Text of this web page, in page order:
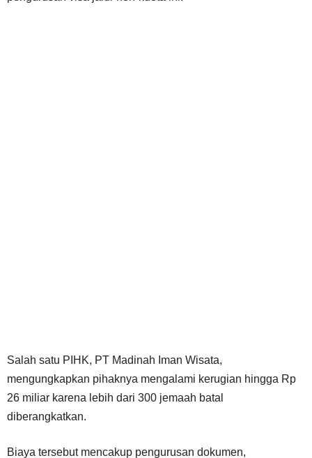
Salah satu PIHK, PT Madinah Iman Wisata,
mengungkapkan pihaknya mengalami kerugian hingga Rp
26 miliar karena lebih dari 300 jemaah batal
diberangkatkan.
Biaya tersebut mencakup pengurusan dokumen,